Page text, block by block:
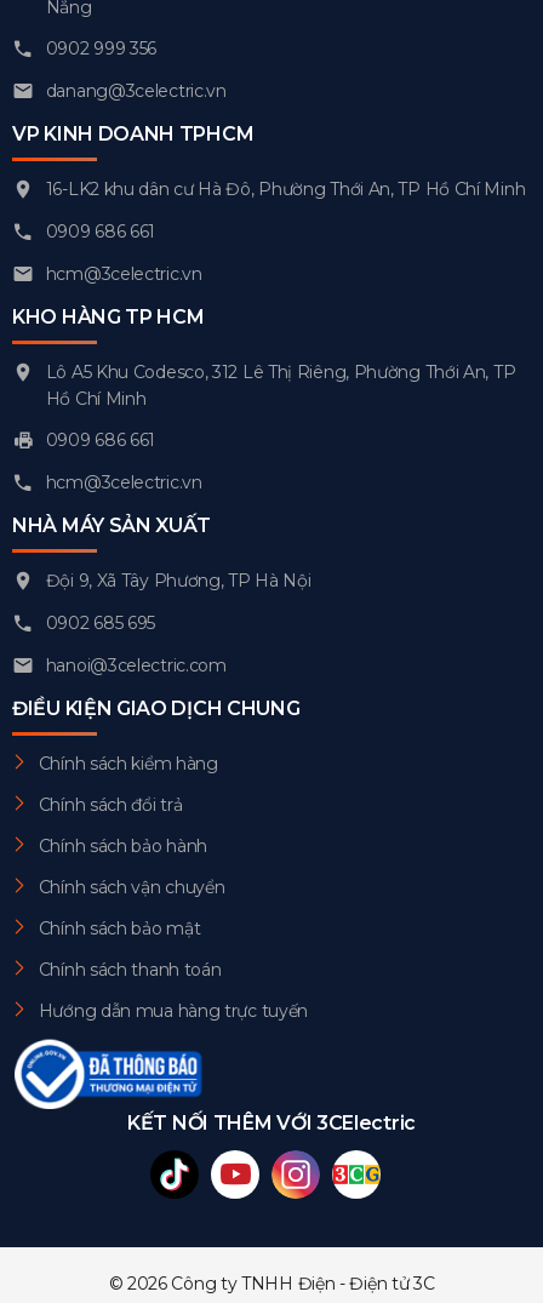
Nẵng
0902 999 356
danang@3celectric.vn
VP KINH DOANH TPHCM
16-LK2 khu dân cư Hà Đô, Phường Thới An, TP Hồ Chí Minh
0909 686 661
hcm@3celectric.vn
KHO HÀNG TP HCM
Lô A5 Khu Codesco, 312 Lê Thị Riêng, Phường Thới An, TP
Hồ Chí Minh
0909 686 661
hcm@3celectric.vn
NHÀ MÁY SẢN XUẤT
Đội 9, Xã Tây Phương, TP Hà Nội
0902 685 695
hanoi@3celectric.com
ĐIỀU KIỆN GIAO DỊCH CHUNG
Chính sách kiểm hàng
Chính sách đổi trả
Chính sách bảo hành
Chính sách vận chuyển
Chính sách bảo mật
Chính sách thanh toán
Hướng dẫn mua hàng trực tuyến
KẾT NỐI THÊM VỚI 3CElectric
© 2026 Công ty TNHH Điện - Điện tử 3C